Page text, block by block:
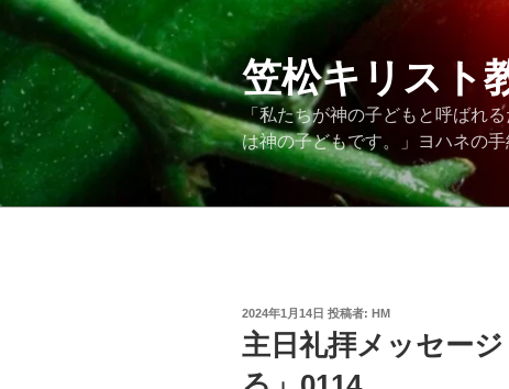
コ
ン
ン
ツ
へ
ス
笠松キリスト
「私たちが神の子どもと呼ばれ
は神の子どもです。」ヨハネの
投
稿
日:
2024年1月14日 投稿者: HM
主日礼拝メッセー